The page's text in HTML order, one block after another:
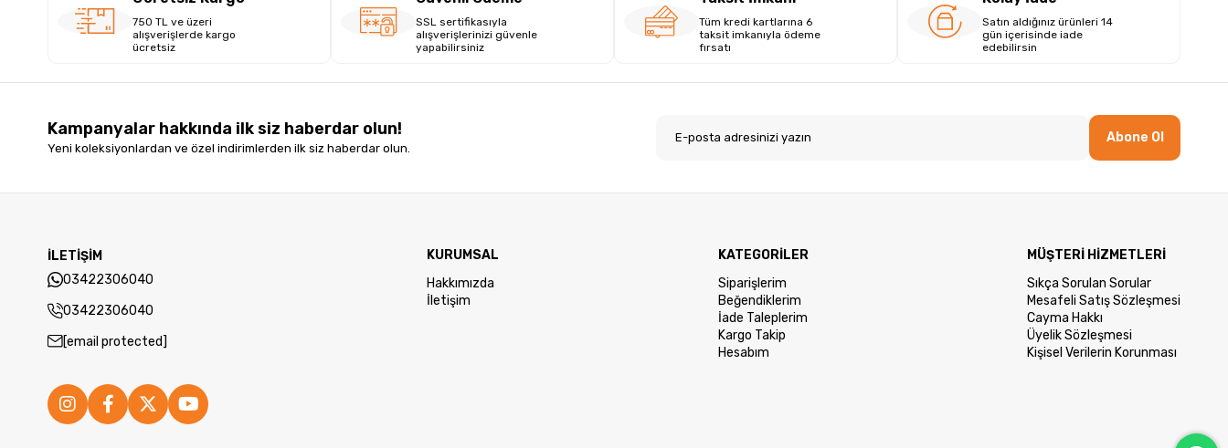
750 TL ve üzeri
alışverişlerde kargo
ücretsiz
SSL sertifikasıyla
alışverişlerinizi güvenle
yapabilirsiniz
Tüm kredi kartlarına 6
taksit imkanıyla ödeme
fırsatı
Satın aldığınız ürünleri 14
gün içerisinde iade
edebilirsin
Kampanyalar hakkında ilk siz haberdar olun!
Yeni koleksiyonlardan ve özel indirimlerden ilk siz haberdar olun.
Abone Ol
İLETİŞİM
03422306040
03422306040
[email protected]
KURUMSAL
Hakkımızda
İletişim
KATEGORİLER
Siparişlerim
Beğendiklerim
İade Taleplerim
Kargo Takip
Hesabım
MÜŞTERİ HİZMETLERİ
Sıkça Sorulan Sorular
Mesafeli Satış Sözleşmesi
Cayma Hakkı
Üyelik Sözleşmesi
Kişisel Verilerin Korunması